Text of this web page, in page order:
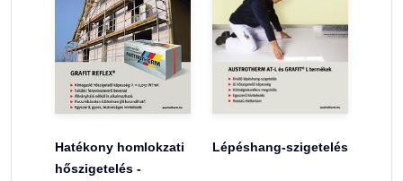
Hatékony homlokzati
hőszigetelés -
Lépéshang-szigetelés